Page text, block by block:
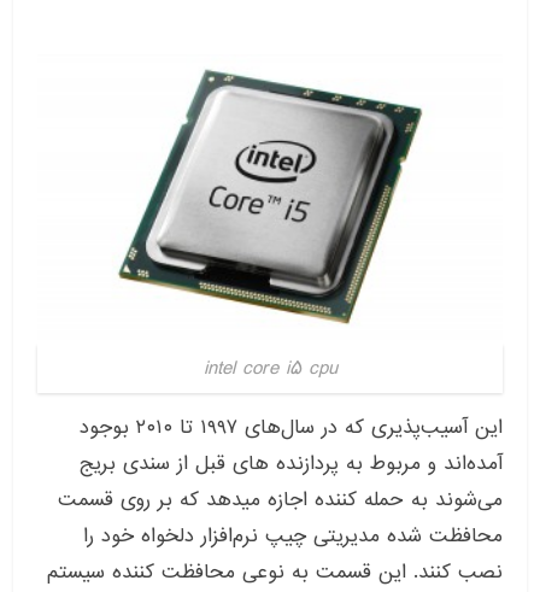
intel core i5 cpu
این آسیب‌پذیری که در سال‌های۱۹۹۷ تا ۲۰۱۰ بوجود
آمده‌اند و مربوط به پردازنده های قبل از سندی بریج
می‌شوند به حمله کننده اجازه میدهد که بر روی قسمت
محافظت شده مدیریتی چیپ نرم‌افزار دلخواه خود را
نصب کنند.این قسمت به نوعی محافظت کننده سیستم